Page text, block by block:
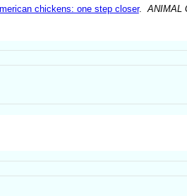
chickens: one step closer. ANIMAL